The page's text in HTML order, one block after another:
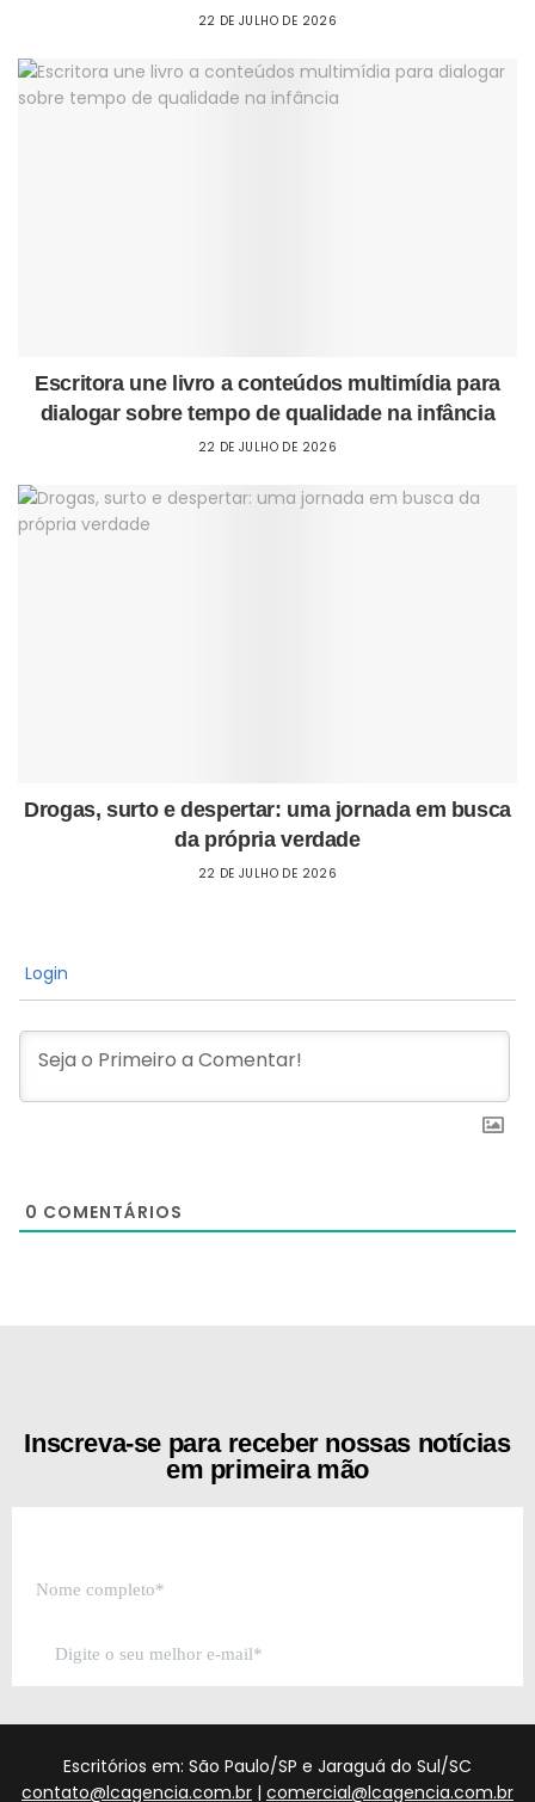
22 DE JULHO DE 2026
Escritora une livro a conteúdos multimídia para
dialogar sobre tempo de qualidade na infância
22 DE JULHO DE 2026
Drogas, surto e despertar: uma jornada em busca
da própria verdade
22 DE JULHO DE 2026
Login
0 COMENTÁRIOS
Inscreva-se para receber nossas notícias
em primeira mão
Escritórios em: São Paulo/SP e Jaraguá do Sul/SC
contato@lcagencia.com.br | comercial@lcagencia.com.br